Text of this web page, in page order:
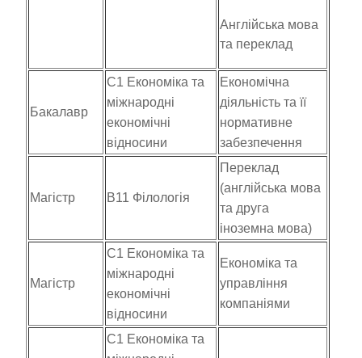
Англійська мова
та переклад
Бакалавр
С1 Економіка та
міжнародні
економічні
відносини
Економічна
діяльність та її
нормативне
забезпечення
Магістр В11 Філологія
Переклад
(англійська мова
та друга
іноземна мова)
Магістр
С1 Економіка та
міжнародні
економічні
відносини
Економіка та
управління
компаніями
С1 Економіка та